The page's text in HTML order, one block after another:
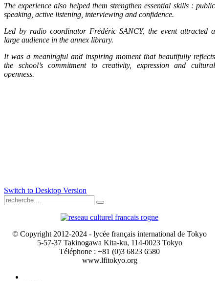
The experience also helped them strengthen essential skills : public
speaking, active listening, interviewing and confidence.
Led by radio coordinator Frédéric SANCY, the event attracted a
large audience in the annex library.
It was a meaningful and inspiring moment that beautifully reflects
the school’s commitment to creativity, expression and cultural
openness.
Switch to Desktop Version
© Copyright 2012-2024 - lycée français international de Tokyo
5-57-37 Takinogawa Kita-ku, 114-0023 Tokyo
Téléphone : +81 (0)3 6823 6580
www.lfitokyo.org